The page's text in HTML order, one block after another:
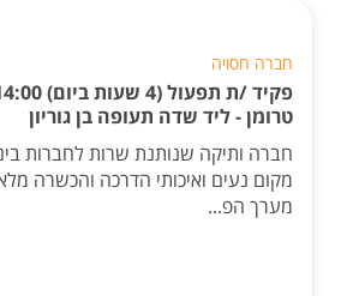
חברה חסויה
טרומן - ליד שדה תעופה בן גוריון
חברה ותיקה שנותנת שרות לחברות
מקום נעים ואיכותי הדרכה והכשרה
מערך הפ...